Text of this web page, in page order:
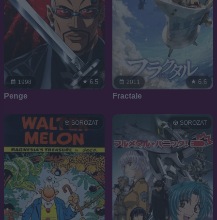
1998 6.5
Penge
2011 6.6
Fractale
SOROZAT SOROZAT